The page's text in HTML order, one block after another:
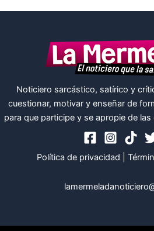
Noticiero sarcástico, satírico y
cuestionar, motivar y enseñar de
para que participe y se apropie de
Política de privacidad